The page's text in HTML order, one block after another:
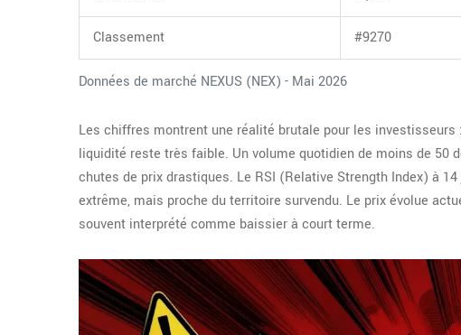
Données de marché NEXUS (NEX) - Mai 2026
Classement #9270
Les chiffres montrent une réalité brutale pour les
liquidité reste très faible. Un volume quotidien de moins de 50
chutes de prix drastiques. Le RSI (Relative Strength Index) à
extrême, mais proche du territoire survendu. Le prix évolue
souvent interprété comme baissier à court terme.